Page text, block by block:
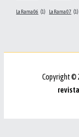
La Rama 06 (1) La Rama 07 (1)
Copyright ©